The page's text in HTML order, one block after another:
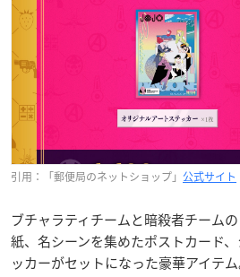
引用：「郵便局のネットショップ」 公式サイト
ブチャラティチームと暗殺者チーム
紙、名シーンを集めたポストカード
ッカーがセットになった豪華アイテム